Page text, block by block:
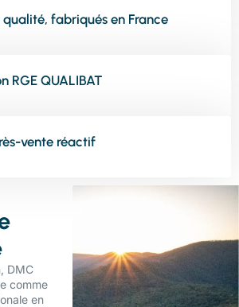
qualité, fabriqués en France
RGE QUALIBAT
vente réactif
DMC
comme
en